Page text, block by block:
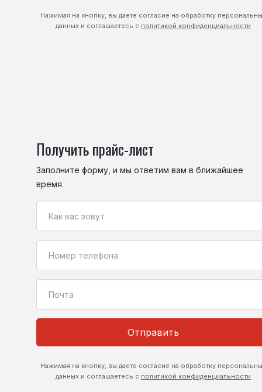
Нажимая на кнопку, вы даете согласие на обработку
данных и соглашаетесь с политикой конфиденциальности
Получить прайс-лист
Заполните форму, и мы ответим вам в ближайшее
время.
Отправить
Нажимая на кнопку, вы даете согласие на обработку
данных и соглашаетесь с политикой конфиденциальности